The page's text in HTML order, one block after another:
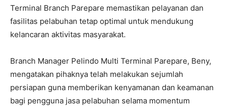
Terminal Branch Parepare memastikan pelayanan dan
fasilitas pelabuhan tetap optimal untuk mendukung
kelancaran aktivitas masyarakat.
Branch Manager Pelindo Multi Terminal Parepare, Beny,
mengatakan pihaknya telah melakukan sejumlah
persiapan guna memberikan kenyamanan dan keamanan
bagi pengguna jasa pelabuhan selama momentum